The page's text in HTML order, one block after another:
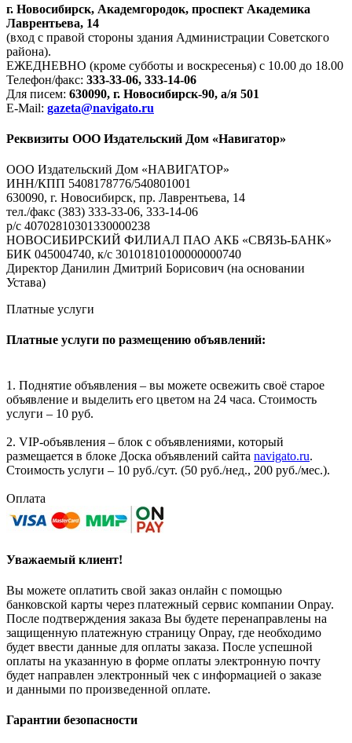
г. Новосибирск, Академгородок, проспект Академика
Лаврентьева, 14
(вход с правой стороны здания Администрации Советского
района).
ЕЖЕДНЕВНО (кроме субботы и воскресенья) с 10.00 до 18.00
Телефон/факс: 333-33-06, 333-14-06
Для писем: 630090, г. Новосибирск-90, а/я 501
E-Mail: gazeta@navigato.ru
Реквизиты ООО Издательский Дом «Навигатор»
ООО Издательский Дом «НАВИГАТОР»
ИНН/КПП 5408178776/540801001
630090, г. Новосибирск, пр. Лаврентьева, 14
тел./факс (383) 333-33-06, 333-14-06
р/с 40702810301330000238
НОВОСИБИРСКИЙ ФИЛИАЛ ПАО АКБ «СВЯЗЬ-БАНК»
БИК 045004740, к/с 30101810100000000740
Директор Данилин Дмитрий Борисович (на основании
Устава)
Платные услуги
Платные услуги по размещению объявлений:
1. Поднятие объявления – вы можете освежить своё старое
объявление и выделить его цветом на 24 часа. Стоимость
услуги – 10 руб.
2. VIP-объявления – блок с объявлениями, который
размещается в блоке Доска объявлений сайта navigato.ru.
Стоимость услуги – 10 руб./сут. (50 руб./нед., 200 руб./мес.).
Оплата
Уважаемый клиент!
Вы можете оплатить свой заказ онлайн с помощью
банковской карты через платежный сервис компании Onpay.
После подтверждения заказа Вы будете перенаправлены на
защищенную платежную страницу Onpay, где необходимо
будет ввести данные для оплаты заказа. После успешной
оплаты на указанную в форме оплаты электронную почту
будет направлен электронный чек с информацией о заказе
и данными по произведенной оплате.
Гарантии безопасности